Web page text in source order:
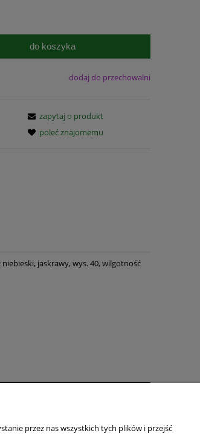
do koszyka
dodaj do przechowalni
zapytaj o produkt
poleć znajomemu
jaskrawy, wys. 40, wilgotność
O nasprzez nas wszystkich tych plików i przejść